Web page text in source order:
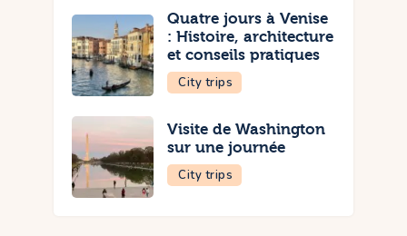
Quatre jours à Venise
: Histoire, architecture
et conseils pratiques
City trips
Visite de Washington
sur une journée
City trips